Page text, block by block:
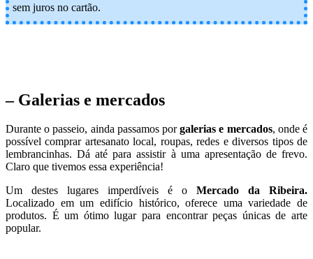
sem juros no cartão.
– Galerias e mercados
Durante o passeio, ainda passamos porgalerias e mercados, onde é
possível comprar artesanato local, roupas, redes e diversos tipos de
lembrancinhas. Dá até para assistir à uma apresentação de frevo.
Claro que tivemos essa experiência!
Um destes lugares imperdíveis é o Mercado da Ribeira.
Localizado em um edifício histórico, oferece uma variedade de
produtos. É um ótimo lugar para encontrar peças únicas de arte
popular.